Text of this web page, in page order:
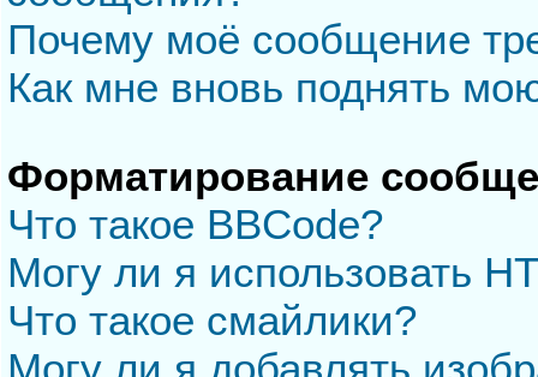
Почему моё сообщение
Как мне вновь поднять
Форматирование
Что такое BBCode?
Могу ли я использовать
Что такое смайлики?